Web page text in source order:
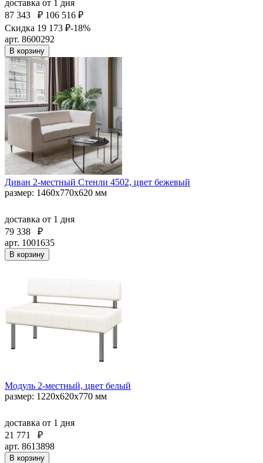
доставка от 1 дня
87 343
₽ 106 516 ₽
Скидка 19 173 ₽-18%
арт. 8600292
В корзину
Диван 2-местный Стенли 4502, цвет бежевый
размер: 1460x770x620 мм
доставка от 1 дня
79 338
₽
арт. 1001635
В корзину
Модуль 2-местный, цвет белый
размер: 1220х620х770 мм
доставка от 1 дня
21 771
₽
арт. 8613898
В корзину